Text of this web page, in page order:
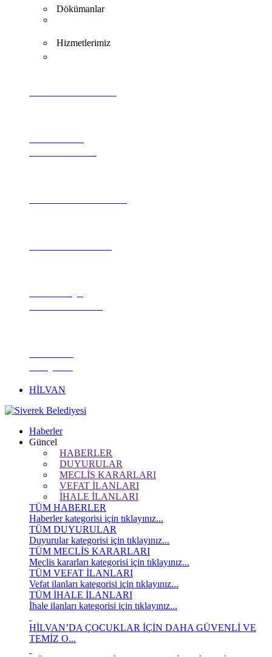
Dökümanlar
Hizmetlerimiz
HİLVAN
Haberler
Güncel
HABERLER
DUYURULAR
MECLİS KARARLARI
VEFAT İLANLARI
İHALE İLANLARI
TÜM HABERLER
Haberler kategorisi için tıklayınız...
TÜM DUYURULAR
Duyurular kategorisi için tıklayınız...
TÜM MECLİS KARARLARI
Meclis kararları kategorisi için tıklayınız...
TÜM VEFAT İLANLARI
Vefat ilanları kategorisi için tıklayınız...
TÜM İHALE İLANLARI
İhale ilanları kategorisi için tıklayınız...
HİLVAN’DA ÇOCUKLAR İÇİN DAHA GÜVENLİ VE
TEMİZ O...